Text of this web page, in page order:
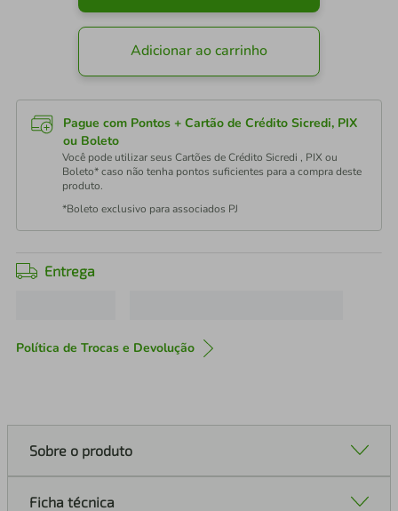
Adicionar ao carrinho
Pague com Pontos + Cartão de Crédito Sicredi, PIX
ou Boleto
Você pode utilizar seus Cartões de Crédito Sicredi , PIX ou
Boleto* caso não tenha pontos suficientes para a compra deste
produto.
*Boleto exclusivo para associados PJ
Entrega
Política de Trocas e Devolução
Sobre o produto
Ficha técnica